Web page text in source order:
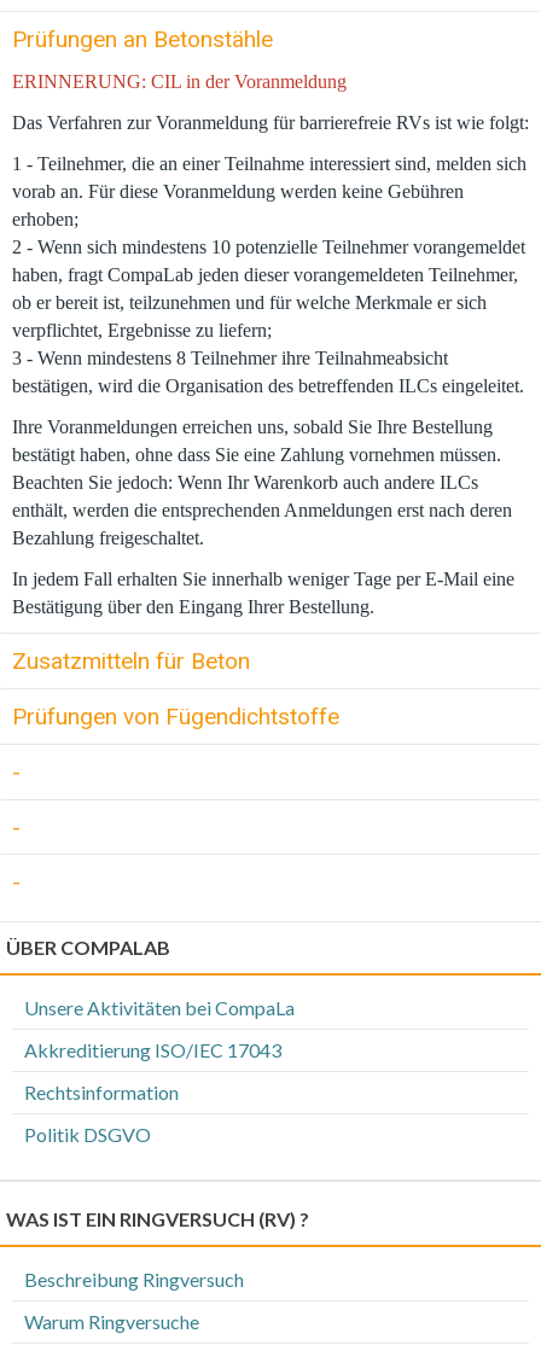
Prüfungen an Betonstähle
ERINNERUNG: CIL in der Voranmeldung
Das Verfahren zur Voranmeldung für barrierefreie RVs ist wie folgt:
1 - Teilnehmer, die an einer Teilnahme interessiert sind, melden sich
vorab an. Für diese Voranmeldung werden keine Gebühren
erhoben;
2 - Wenn sich mindestens 10 potenzielle Teilnehmer vorangemeldet
haben, fragt CompaLab jeden dieser vorangemeldeten Teilnehmer,
ob er bereit ist, teilzunehmen und für welche Merkmale er sich
verpflichtet, Ergebnisse zu liefern;
3 - Wenn mindestens 8 Teilnehmer ihre Teilnahmeabsicht
bestätigen, wird die Organisation des betreffenden ILCs eingeleitet.
Ihre Voranmeldungen erreichen uns, sobald Sie Ihre Bestellung
bestätigt haben, ohne dass Sie eine Zahlung vornehmen müssen.
Beachten Sie jedoch: Wenn Ihr Warenkorb auch andere ILCs
enthält, werden die entsprechenden Anmeldungen erst nach deren
Bezahlung freigeschaltet.
In jedem Fall erhalten Sie innerhalb weniger Tage per E-Mail eine
Bestätigung über den Eingang Ihrer Bestellung.
Zusatzmitteln für Beton
Prüfungen von Fügendichtstoffe
-
-
-
ÜBER COMPALAB
Unsere Aktivitäten bei CompaLa
Akkreditierung ISO/IEC 17043
Rechtsinformation
Politik DSGVO
WAS IST EIN RINGVERSUCH (RV) ?
Beschreibung Ringversuch
Warum Ringversuche